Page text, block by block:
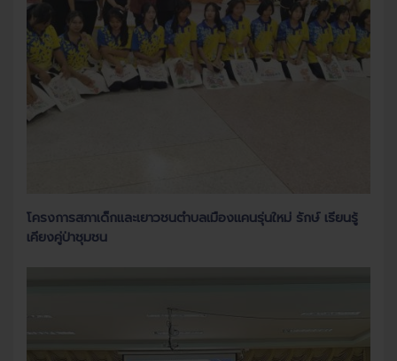
โครงการสภาเด็กและเยาวชนตำบลเมืองแคนรุ่นใหม่ รักษ์ เรียนรู้
เคียงคู่ป่าชุมชน